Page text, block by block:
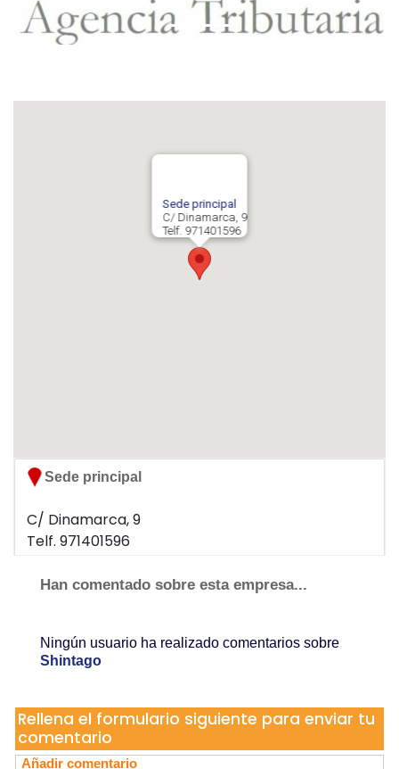
Sede principal
C/ Dinamarca, 9
Telf. 971401596
Sede principal
C/ Dinamarca, 9
Telf. 971401596
Han comentado sobre esta empresa...
Ningún usuario ha realizado comentarios sobre
Shintago